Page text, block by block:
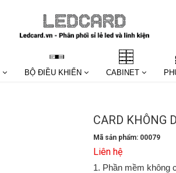
BỘ ĐIỀU KHIỂN CABINET
CARD KHÔNG
Mã sản phẩm: 00079
Liên hệ
1. Phần mềm không